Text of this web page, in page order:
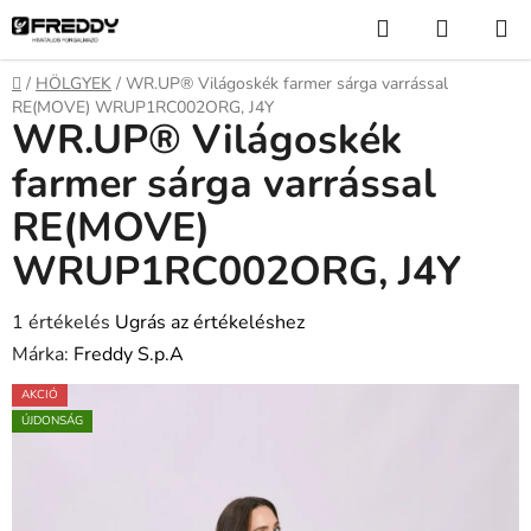
Ugrás
fő
tartalomhoz
KeresésKOSÁR
Kezdőlap
/ HÖLGYEK / WR.UP® Világoskék farmer sárga varrással
RE(MOVE) WRUP1RC002ORG, J4Y
WR.UP® Világoskék
farmer sárga varrással
RE(MOVE)
WRUP1RC002ORG, J4Y
A
termék
átlagos
értékelése
1 értékelés Ugrás az értékeléshez
Márka: Freddy S.p.A
AKCIÓ
ÚJDONSÁG